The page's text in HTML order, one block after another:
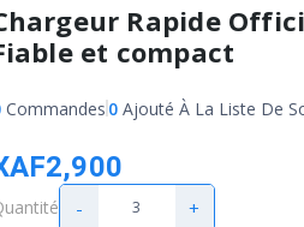
Rapide
et compact
Commandes 0Ajouté À La Liste De
- +